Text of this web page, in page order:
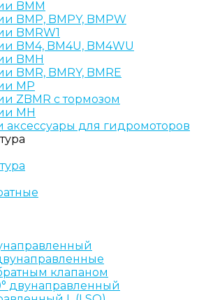
BMM
BMP, BMPY, BMPW
BMRW1
BМ4, BM4U, BМ4WU
BМH
BМR, BMRY, BМRE
MP
ZBMR с тормозом
МH
аксессуары для гидромоторов
клапаном
двунаправленный